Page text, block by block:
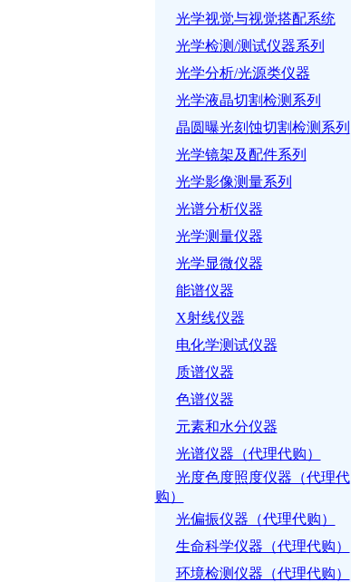
光学视觉与视觉搭配系统
光学检测/测试仪器系列
光学分析/光源类仪器
光学液晶切割检测系列
晶圆曝光刻蚀切割检测系列
光学镜架及配件系列
光学影像测量系列
光谱分析仪器
光学测量仪器
光学显微仪器
能谱仪器
X射线仪器
电化学测试仪器
质谱仪器
色谱仪器
元素和水分仪器
光谱仪器（代理代购）
光度色度照度仪器（代理代
购）
光偏振仪器（代理代购）
生命科学仪器（代理代购）
环境检测仪器（代理代购）